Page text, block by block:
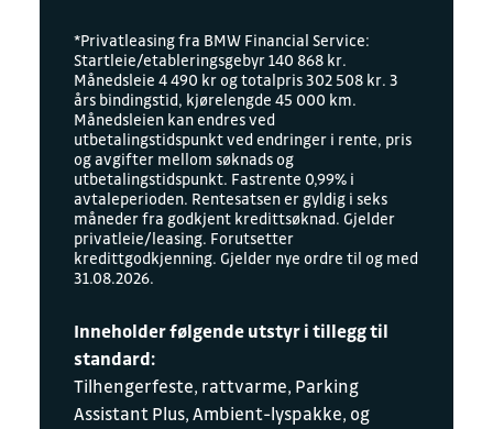
*Privatleasing fra BMW Financial Service:
Startleie/etableringsgebyr 140 868 kr.
Månedsleie 4 490 kr og totalpris 302 508 kr. 3
års bindingstid, kjørelengde 45 000 km.
Månedsleien kan endres ved
utbetalingstidspunkt ved endringer i rente, pris
og avgifter mellom søknads og
utbetalingstidspunkt. Fastrente 0,99% i
avtaleperioden. Rentesatsen er gyldig i seks
måneder fra godkjent kredittsøknad. Gjelder
privatleie/leasing. Forutsetter
kredittgodkjenning. Gjelder nye ordre til og med
31.08.2026.
Inneholder følgende utstyr i tillegg til
standard:
Tilhengerfeste, rattvarme, Parking
Assistant Plus, Ambient-lyspakke, og